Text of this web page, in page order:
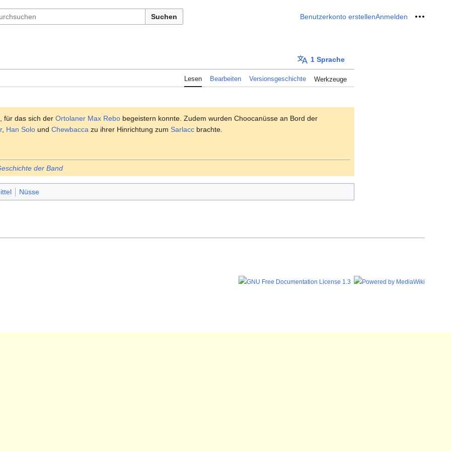
Suchen Benutzerkonto erstellenAnmelden Meine
1 Sprache
Lesen Bearbeiten Versionsgeschichte Werkzeuge
für das sich der Ortolaner Max Rebo begeistern konnte. Zudem wurden Choocanüsse an Bord der
, Han Solo und Chewbacca zu ihrer Hinrichtung zum Sarlacc brachte.
der Band
Nüsse